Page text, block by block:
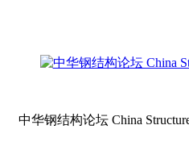
中华钢结构论坛 China